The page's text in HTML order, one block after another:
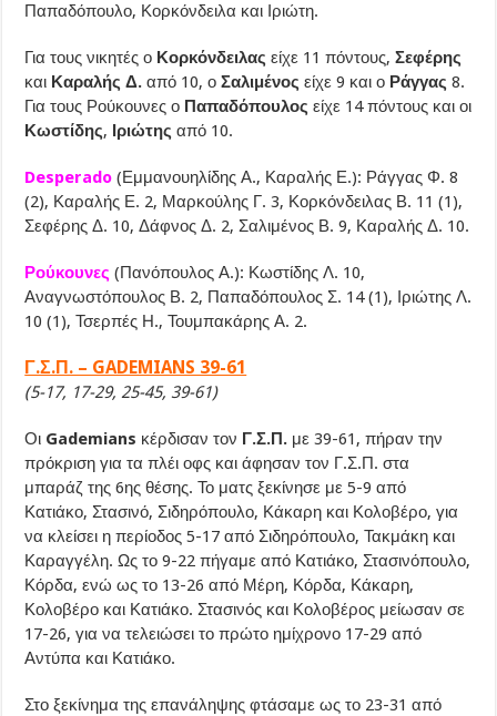
Παπαδόπουλο, Κορκόνδειλα και Ιριώτη.
Για τους νικητές ο Κορκόνδειλαςείχε 11 πόντους,Σεφέρης
και Καραλής Δ.από 10, οΣαλιμένοςείχε 9 και ο Ράγγας8.
Για τους Ρούκουνες ο Παπαδόπουλοςείχε 14 πόντους και οι
Κωστίδης, Ιριώτηςαπό 10.
Desperado(Εμμανουηλίδης Α., Καραλής Ε.): Ράγγας Φ. 8
(2), Καραλής Ε. 2, Μαρκούλης Γ. 3, Κορκόνδειλας Β. 11 (1),
Σεφέρης Δ. 10, Δάφνος Δ. 2, Σαλιμένος Β. 9, Καραλής Δ. 10.
Ρούκουνες(Πανόπουλος Α.): Κωστίδης Λ. 10,
Αναγνωστόπουλος Β. 2, Παπαδόπουλος Σ. 14 (1), Ιριώτης Λ.
10 (1), Τσερπές Η., Τουμπακάρης Α. 2.
Γ.Σ.Π. – GADEMIANS 39-61
(5-17, 17-29, 25-45, 39-61)
Οι Gademians κέρδισαν τον Γ.Σ.Π. με 39-61, πήραν την
πρόκριση για τα πλέι οφς και άφησαν τον Γ.Σ.Π. στα
μπαράζ της 6ης θέσης. Το ματς ξεκίνησε με 5-9 από
Κατιάκο, Στασινό, Σιδηρόπουλο, Κάκαρη και Κολοβέρο, για
να κλείσει η περίοδος 5-17 από Σιδηρόπουλο, Τακμάκη και
Καραγγέλη. Ως το 9-22 πήγαμε από Κατιάκο, Στασινόπουλο,
Κόρδα, ενώ ως το 13-26 από Μέρη, Κόρδα, Κάκαρη,
Κολοβέρο και Κατιάκο. Στασινός και Κολοβέρος μείωσαν σε
17-26, για να τελειώσει το πρώτο ημίχρονο 17-29 από
Αντύπα και Κατιάκο.
Στο ξεκίνημα της επανάληψης φτάσαμε ως το 23-31 από